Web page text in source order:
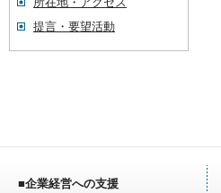
提言・要望活動
■企業経営への支援